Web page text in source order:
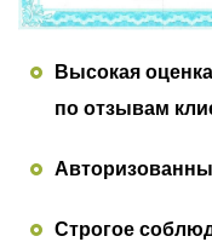
Высокая
по отзывам
Строгое